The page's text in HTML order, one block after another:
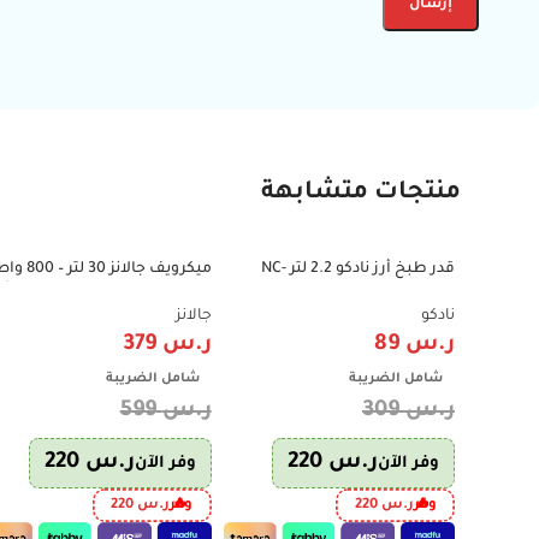
منتجات متشابهة
-71%
قدر طبخ أرز نادكو 2.2 لتر NC-
الخضار
نادكو
ر.س
شامل الضريبة
ر.س309
وفر الآنر.س
وفرر.س 220
-37%
ميكرويف جالانز 30
عملي وتسخين سريع
جالانز
ر.س 379
شامل الضريبة
ر.س599
وفر الآنر.س 220
وفرر.س